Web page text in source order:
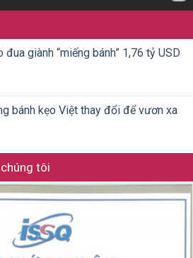
đua giành “miếng bánh” 1,76 tỷ USD
bánh kẹo Việt thay đổi để vươn xa
tôi